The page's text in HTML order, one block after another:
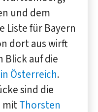
und dem
Liste für Bayern
dort aus wirft
Blick auf die
Österreich.
sind die
mitThorsten